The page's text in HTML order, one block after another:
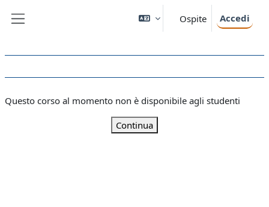
Ospite Accedi
Questo corso al momento non è disponibile agli studenti
Continua